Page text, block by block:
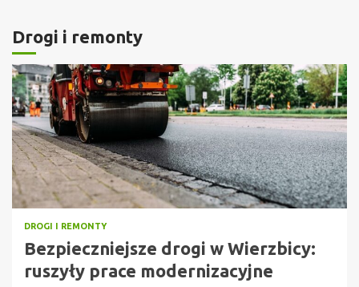
Drogi i remonty
DROGI I REMONTY
Bezpieczniejsze drogi w Wierzbicy:
ruszyły prace modernizacyjne